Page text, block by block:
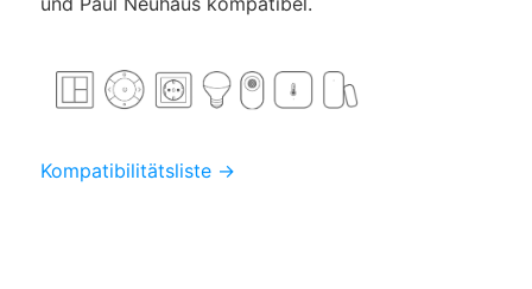
Kompatibilitätsliste →